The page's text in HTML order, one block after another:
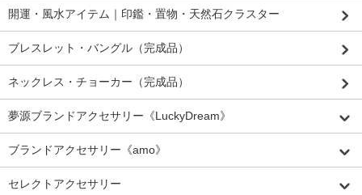
開運・風水アイテム｜印鑑・置物・天然石クラスター
ブレスレット・バングル（完成品）
ネックレス・チョーカー（完成品）
夢源ブランドアクセサリー《LuckyDream》
ブランドアクセサリー《amo》
セレクトアクセサリー